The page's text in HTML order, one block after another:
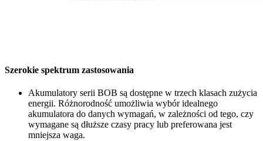
Szerokie spektrum zastosowania
Akumulatory serii BOB są dostępne w trzech klasach zużycia
energii. Różnorodność umożliwia wybór idealnego
akumulatora do danych wymagań, w zależności od tego, czy
wymagane są dłuższe czasy pracy lub preferowana jest
mniejsza waga.